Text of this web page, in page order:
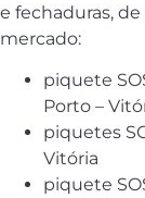
e fechaduras,
mercado:
piquete
Porto –
piquetes
Vitória
piquete